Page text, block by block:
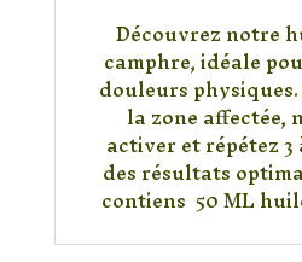
Découvrez notre
camphre, idéale
douleurs
la zone affectée,
activer et répétez
des résultats
contiens 50 ML